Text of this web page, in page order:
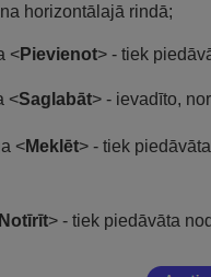
horizontālajā rindā;
<Pievienot> - tiek
<Saglabāt> - ievadīto,
<Meklēt> - tiek
Notīrīt> - tiek piedāvāta